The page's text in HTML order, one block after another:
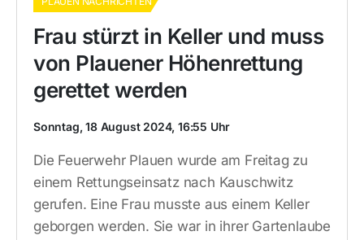
Frau stürzt in Keller und muss
von Plauener Höhenrettung
gerettet werden
Sonntag, 18 August 2024, 16:55 Uhr
Die Feuerwehr Plauen wurde am Freitag zu
einem Rettungseinsatz nach Kauschwitz
gerufen. Eine Frau musste aus einem Keller
geborgen werden. Sie war in ihrer Gartenlaube